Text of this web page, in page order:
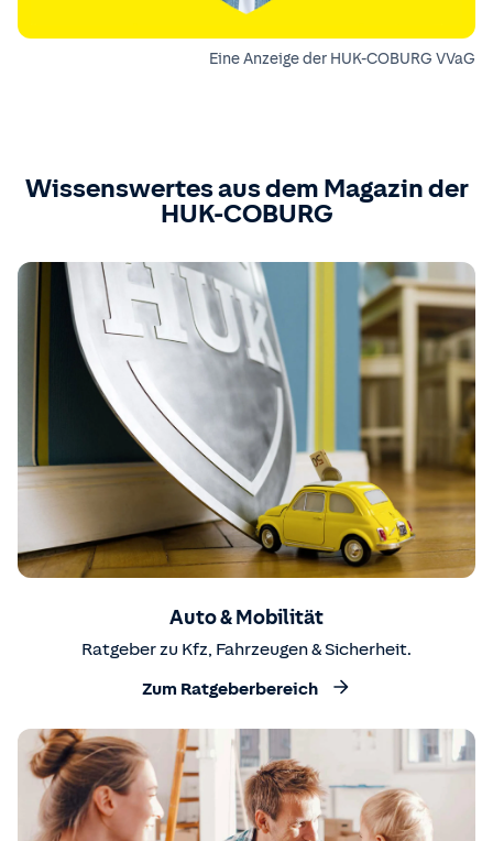
Eine Anzeige der HUK-COBURG VVaG
Wissenswertes aus dem Magazin der
HUK-COBURG
Auto & Mobilität
Ratgeber zu Kfz, Fahrzeugen & Sicherheit.
Zum Ratgeberbereich